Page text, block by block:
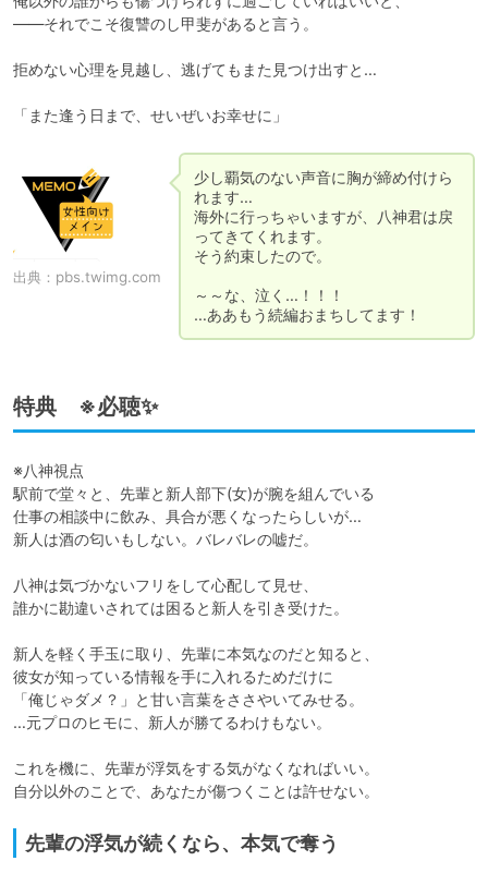
――それでこそ復讐のし甲斐があると言う。
拒めない心理を見越し、逃げてもまた見つけ出すと…
出典： pbs.twimg.com
少し覇気のない声音に胸が締め付けら
れます…
海外に行っちゃいますが、八神君は戻
ってきてくれます。
そう約束したので。
～～な、泣く…！！！
…ああもう続編おまちしてます！
特典 ※必聴✨
※八神視点
駅前で堂々と、先輩と新人部下(女)が腕を組んでいる
仕事の相談中に飲み、具合が悪くなったらしいが…
新人は酒の匂いもしない。バレバレの嘘だ。
八神は気づかないフリをして心配して見せ、
誰かに勘違いされては困ると新人を引き受けた。
新人を軽く手玉に取り、先輩に本気なのだと知ると、
彼女が知っている情報を手に入れるためだけに
「俺じゃダメ？」と甘い言葉をささやいてみせる。
…元プロのヒモに、新人が勝てるわけもない。
これを機に、先輩が浮気をする気がなくなればいい。
自分以外のことで、あなたが傷つくことは許せない。
先輩の浮気が続くなら、本気で奪う